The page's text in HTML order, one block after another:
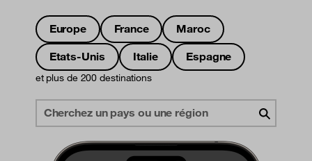
Europe France
Maroc
Etats-Unis
Italie Espagne
et plus de 200 destinations